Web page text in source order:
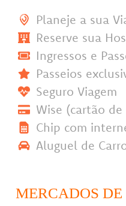
Planeje a sua
Reserve sua
Ingressos e
Passeios
Seguro Viagem
Wise (cartão
Chip com
Aluguel de
MERCADOS